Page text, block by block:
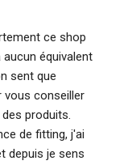
ce shop
aucun équivalent
sent que
vous conseiller
produits.
de fitting, j'ai
depuis je sens